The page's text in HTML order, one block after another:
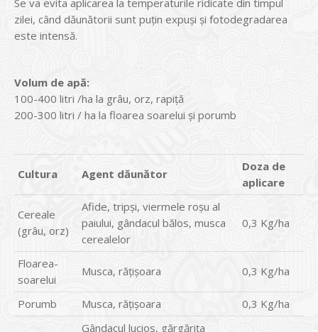
Se va evita aplicarea la temperaturile ridicate din timpul
zilei, când dăunătorii sunt puţin expuşi şi fotodegradarea
este intensă.
Volum de apă:
100-400 litri /ha la grâu, orz, rapiță
200-300 litri / ha la floarea soarelui și porumb
Cultura Agent dăunător
Doza de
aplicare
Cereale
(grâu, orz)
Afide, tripși, viermele roșu al
paiului, gândacul bălos, musca
cerealelor
0,3 Kg/ha
Floarea-
soarelui
Musca, rățișoara 0,3 Kg/ha
Porumb Musca, rățișoara
0,3 Kg/ha
Gândacul lucios, gărgărița